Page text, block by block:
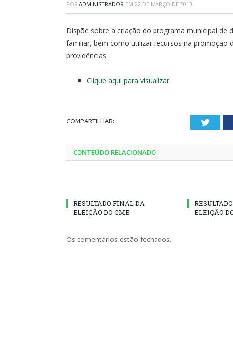
POR ADMINISTRADOR EM 22 DE MARÇO DE 2013
Dispõe sobre a criação do programa municipal de
familiar, bem como utilizar recursos na promoção
providências.
Clique aqui para visualizar
COMPARTILHAR:
CONTEÚDO RELACIONADO
RESULTADO FINAL DA
ELEIÇÃO DO CME
ELEIÇÃO
Os comentários estão fechados.